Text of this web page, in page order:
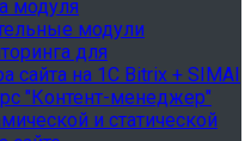
модуля
модули
для
сайта на 1С Bitrix + SIMAI
"Контент-менеджер"
и статической